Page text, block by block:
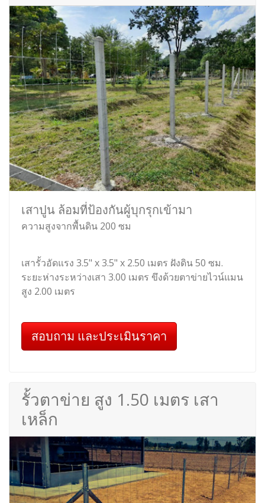
เสาปูน ล้อมที่ป้องกันผู้บุกรุกเข้ามา
ความสูงจากพื้นดิน 200 ซม
เสารั้วอัดแรง 3.5" x 3.5" x 2.50 เมตร ฝังดิน 50 ซม.
ระยะห่างระหว่างเสา 3.00 เมตร ขึงด้วยตาข่ายไวน์แมน
สูง 2.00 เมตร
สอบถาม และประเมินราคา
รั้วตาข่าย สูง 1.50 เมตร เสา
เหล็ก